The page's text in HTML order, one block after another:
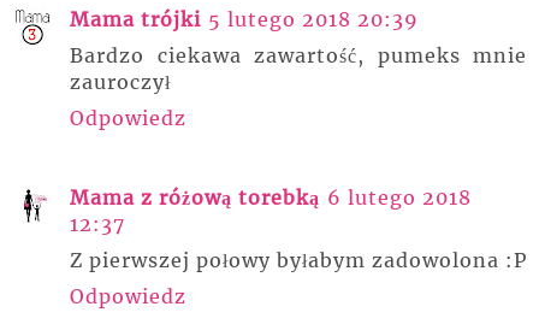
Mama trójki 5 lutego 2018 20:39
Bardzo ciekawa zawartość, pumeks mnie
zauroczył
Odpowiedz
Mama z różową torebką 6 lutego 2018
12:37
Z pierwszej połowy byłabym zadowolona :P
Odpowiedz